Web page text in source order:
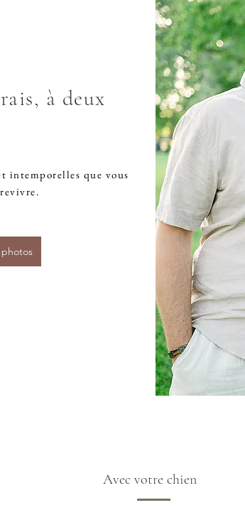
à deux
intemporelles que vous
Avec votre chien